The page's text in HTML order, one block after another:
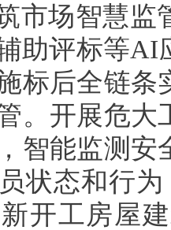
市场智慧监
助评标等AI
标后全链条
。开展危大
智能监测
状态和行
开工房屋